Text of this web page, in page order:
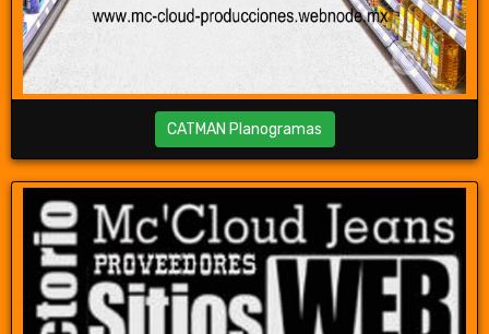
CATMAN Planogramas